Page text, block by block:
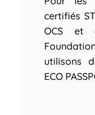
certifiés
OCS et
utilisons
ECO